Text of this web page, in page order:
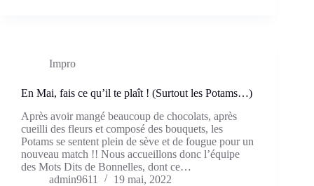
Impro
En Mai, fais ce qu’il te plaît ! (Surtout les Potams…)
Après avoir mangé beaucoup de chocolats, après
cueilli des fleurs et composé des bouquets, les
Potams se sentent plein de sève et de fougue pour un
nouveau match !! Nous accueillons donc l’équipe
des Mots Dits de Bonnelles, dont ce…
admin9611
19 mai, 2022